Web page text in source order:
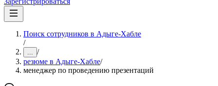
Поиск сотрудников в Адыге-Хабле
/
... /
резюме в Адыге-Хабле/
менеджер по проведению презентаций